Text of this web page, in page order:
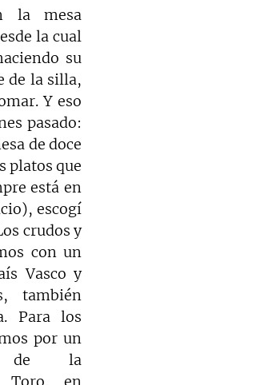
la mesa
la cual
su
de la silla,
Y eso
pasado:
de doce
platos que
está en
escogí
crudos y
con un
Vasco y
también
Para los
por un
de la